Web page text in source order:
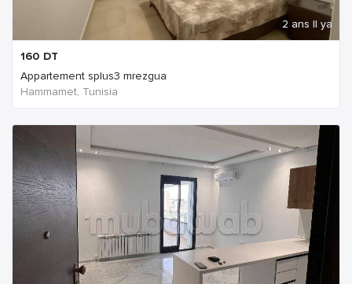
2 ans Il ya
160 DT
Appartement splus3 mrezgua
Hammamet, Tunisia